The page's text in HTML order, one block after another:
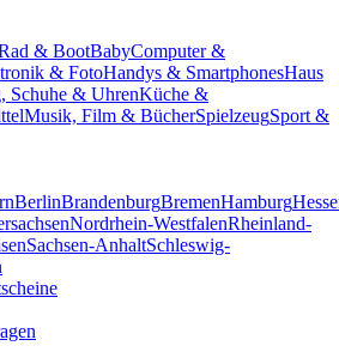
& BootBabyComputer &
& FotoHandys & SmartphonesHaus
Schuhe & UhrenKüche &
Musik, Film & BücherSpielzeugSport &
BerlinBrandenburgBremenHamburg
Nordrhein-WestfalenRheinland-
Sachsen-AnhaltSchleswig-